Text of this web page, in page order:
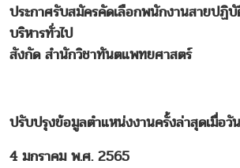
ประกาศรับสมัครคัดเลือกพนักงานสายปฏิบั
บริหารทั่วไป
สังกัด สำนักวิชาทันตแพทยศาสตร์
ปรับปรุงข้อมูลตำแหน่งงานครั้งล่าสุดเมื่อวั
4 มกราคม พ.ศ. 2565